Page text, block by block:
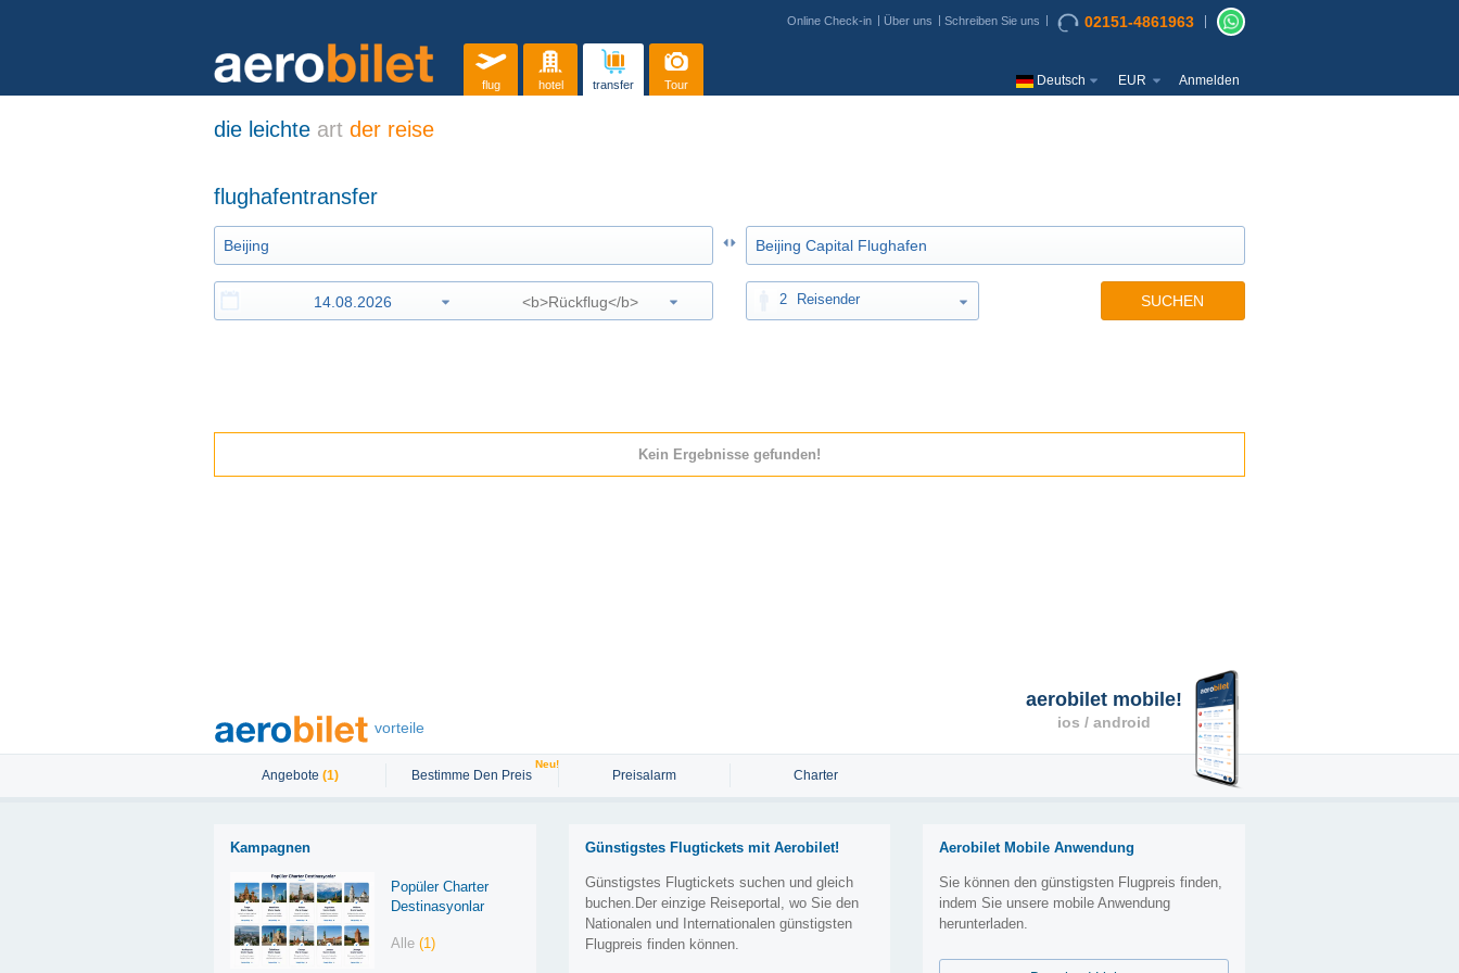
Online Check-in Über uns Schreiben Sie uns 02151-4861963
flug hotel transfer Tour Deutsch EUR Anmelden
die leichte art der reise
flughafentransfer
2 Reisender SUCHEN
Kein Ergebnisse gefunden!
vorteile
Angebote (1) Bestimme Den Preis
Neu!
Preisalarm Charter
Kampagnen
Popüler Charter
Destinasyonlar
Alle(1)
Günstigstes Flugtickets mit Aerobilet!
Günstigstes Flugtickets suchen und gleich
buchen.Der einzige Reiseportal, wo Sie den
Nationalen und Internationalen günstigsten
Flugpreis finden können.
aerobilet mobile!
ios / android
Aerobilet Mobile Anwendung
Sie können den günstigsten Flugpreis finden,
indem Sie unsere mobile Anwendung
herunterladen.